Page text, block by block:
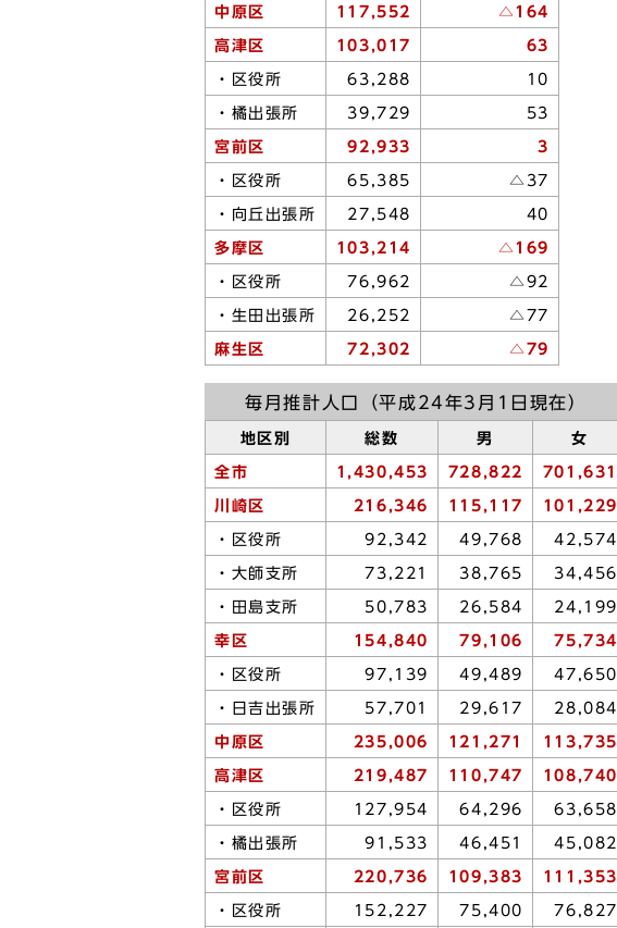
中原区 117,552 △164
高津区 103,017 63
・区役所 63,288 10
・橘出張所 39,729 53
宮前区 92,933 3
・区役所 65,385 △37
・向丘出張所 27,548 40
多摩区 103,214 △169
・区役所 76,962 △92
・生田出張所 26,252 △77
麻生区 72,302 △79
毎月推計人口（平成24年3月1日現在）
地区別 総数 男 女
全市 1,430,453 728,822 701,631
川崎区 216,346 115,117 101,229
・区役所 92,342 49,768 42,574
・大師支所 73,221 38,765 34,456
・田島支所 50,783 26,584 24,199
幸区 154,840 79,106 75,734
・区役所 97,139 49,489 47,650
・日吉出張所 57,701 29,617 28,084
中原区 235,006 121,271 113,735
高津区 219,487 110,747 108,740
・区役所 127,954 64,296 63,658
・橘出張所 91,533 46,451 45,082
宮前区 220,736 109,383 111,353
・区役所 152,227 75,400 76,827